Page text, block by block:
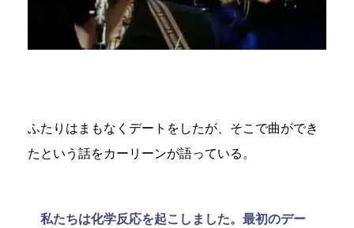
ふたりはまもなくデートをしたが、そこで曲ができ
たという話をカーリーンが語っている。
私たちは化学反応を起こしました。最初のデー